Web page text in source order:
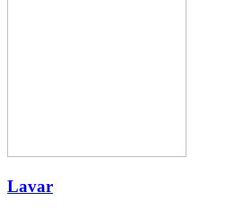
Lavar